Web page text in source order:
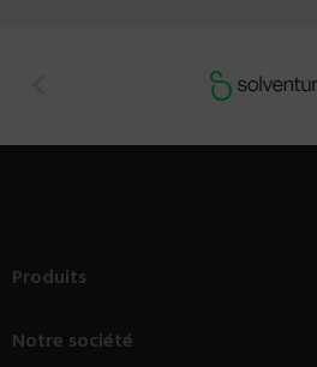
Produits
Notre société